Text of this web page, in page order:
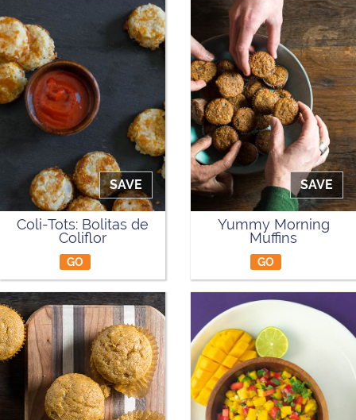
SAVE
Coli-Tots: Bolitas de
Coliflor
GO
SAVE
Yummy Morning
Muffins
GO